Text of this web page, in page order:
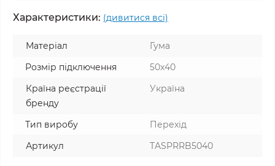
Характеристики: (дивитися всі)
Матеріал
Гума
Розмір підключення
50x40
Країна реєстрації
бренду
Україна
Тип виробу
Перехід
Артикул
TASPRRB5040